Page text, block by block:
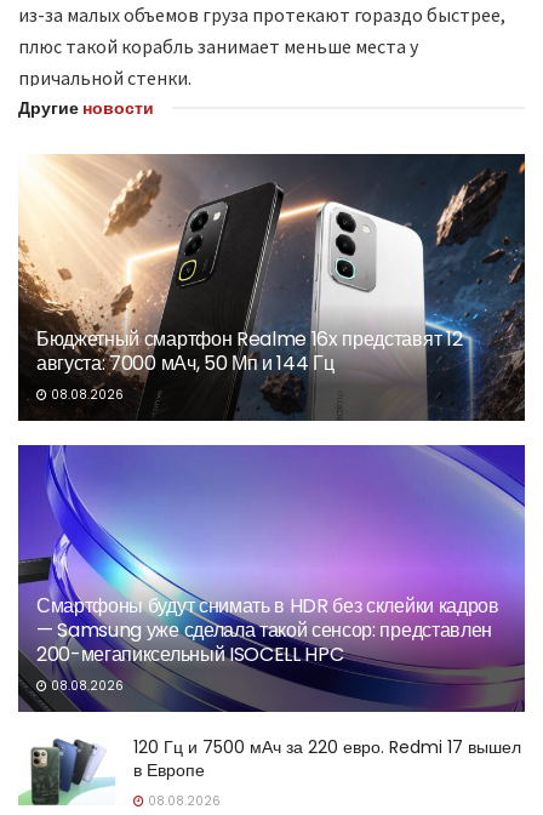
из-за малых объемов груза протекают гораздо быстрее,
плюс такой корабль занимает меньше места у
причальной стенки.
Другие новости
Бюджетный смартфон Realme 16x представят 12
августа: 7000 мАч, 50 Мп и 144 Гц
08.08.2026
Смартфоны будут снимать в HDR без склейки кадров
— Samsung уже сделала такой сенсор: представлен
200-мегапиксельный ISOCELL HPC
08.08.2026
120 Гц и 7500 мАч за 220 евро. Redmi 17 вышел
в Европе
08.08.2026